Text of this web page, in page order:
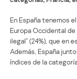
En España tenemos
Europa Occidental
ilegal” (24%), que en
Además, España
índices de la categoría